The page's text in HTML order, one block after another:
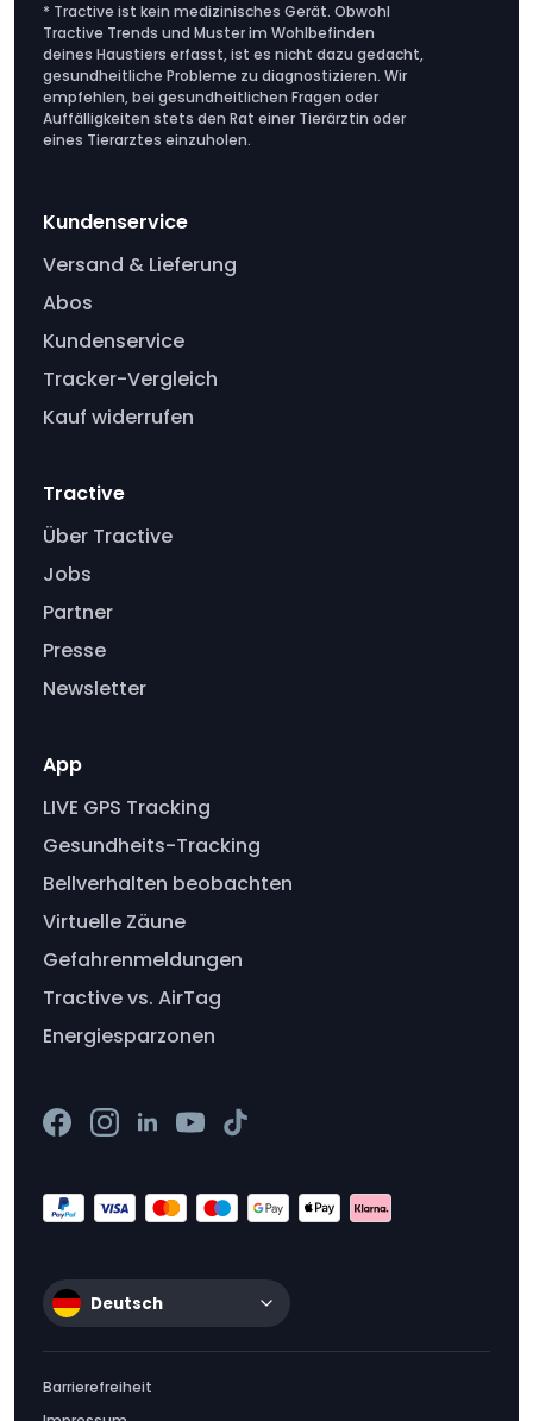
* Tractive ist kein medizinisches Gerät. Obwohl
Tractive Trends und Muster im Wohlbefinden
deines Haustiers erfasst, ist es nicht dazu gedacht,
gesundheitliche Probleme zu diagnostizieren. Wir
empfehlen, bei gesundheitlichen Fragen oder
Auffälligkeiten stets den Rat einer Tierärztin oder
eines Tierarztes einzuholen.
Kundenservice
Versand & Lieferung
Abos
Kundenservice
Tracker-Vergleich
Kauf widerrufen
Tractive
Über Tractive
Jobs
Partner
Presse
Newsletter
App
LIVE GPS Tracking
Gesundheits-Tracking
Bellverhalten beobachten
Virtuelle Zäune
Gefahrenmeldungen
Tractive vs. AirTag
Energiesparzonen
Deutsch
Barrierefreiheit